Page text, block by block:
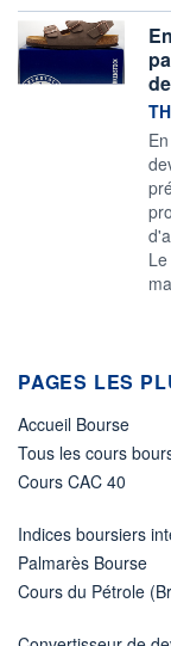
PAGES LES
Accueil Bourse
Tous les cours
Cours CAC 40
Indices boursiers
Palmarès Bourse
Cours du Pétrole